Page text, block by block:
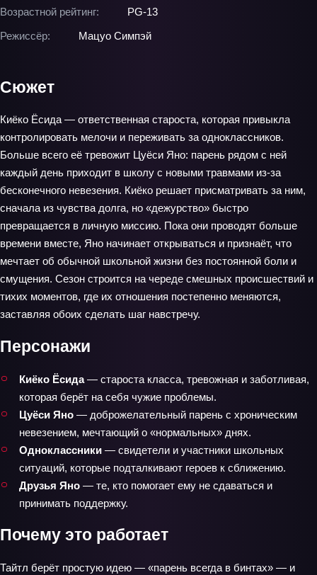
Возрастной рейтинг:
PG-13
Режиссёр:
Мацуо Симпэй
Сюжет
Киёко Ёсида — ответственная староста, которая привыкла
контролировать мелочи и переживать за одноклассников.
Больше всего её тревожит Цуёси Яно: парень рядом с ней
каждый день приходит в школу с новыми травмами из-за
бесконечного невезения. Киёко решает присматривать за ним,
сначала из чувства долга, но «дежурство» быстро
превращается в личную миссию. Пока они проводят больше
времени вместе, Яно начинает открываться и признаёт, что
мечтает об обычной школьной жизни без постоянной боли и
смущения. Сезон строится на череде смешных происшествий и
тихих моментов, где их отношения постепенно меняются,
заставляя обоих сделать шаг навстречу.
Персонажи
Киёко Ёсида— староста класса, тревожная и заботливая,
которая берёт на себя чужие проблемы.
Цуёси Яно — доброжелательный парень с хроническим
невезением, мечтающий о «нормальных» днях.
Одноклассники — свидетели и участники школьных
ситуаций, которые подталкивают героев к сближению.
Друзья Яно — те, кто помогает ему не сдаваться и
принимать поддержку.
Почему это работает
Тайтл берёт простую идею — «парень всегда в бинтах» — и